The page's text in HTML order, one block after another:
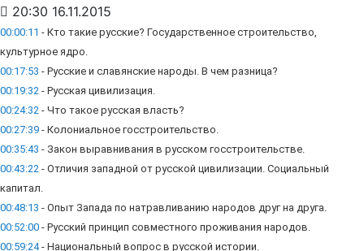
20:30 16.11.2015
00:00:11 - Кто такие русские? Государственное строительство,
культурное ядро.
00:17:53 - Русские и славянские народы. В чем разница?
00:19:32 - Русская цивилизация.
00:24:32 - Что такое русская власть?
00:27:39 - Колониальное госстроительство.
00:35:43 - Закон выравнивания в русском госстроительстве.
00:43:22 - Отличия западной от русской цивилизации. Социальный
капитал.
00:48:13 - Опыт Запада по натравливанию народов друг на друга.
00:52:00 - Русский принцип совместного проживания народов.
00:59:24 - Национальный вопрос в русской истории.